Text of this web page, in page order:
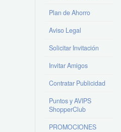
Plan de Ahorro
Aviso Legal
Solicitar Invitación
Invitar Amigos
Contratar Publicidad
Puntos y AVIPS
ShopperClub
PROMOCIONES